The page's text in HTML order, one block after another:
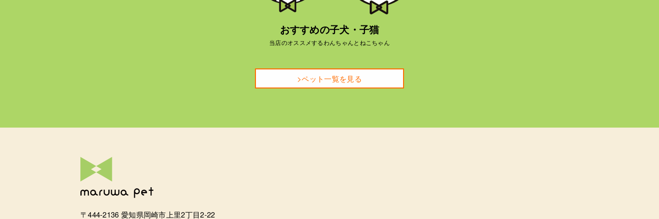
おすすめの子犬・子猫
当店のオススメするわんちゃんとねこちゃん
>ペット一覧を見る
〒444-2136 愛知県岡崎市上里2丁目2-22